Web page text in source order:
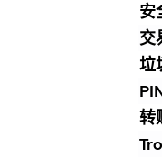
安
交
垃
转